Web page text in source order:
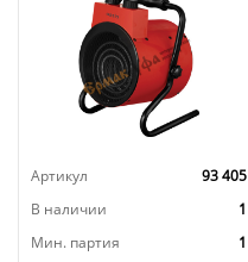
Артикул
93 405
В наличии
1
Мин. партия
1